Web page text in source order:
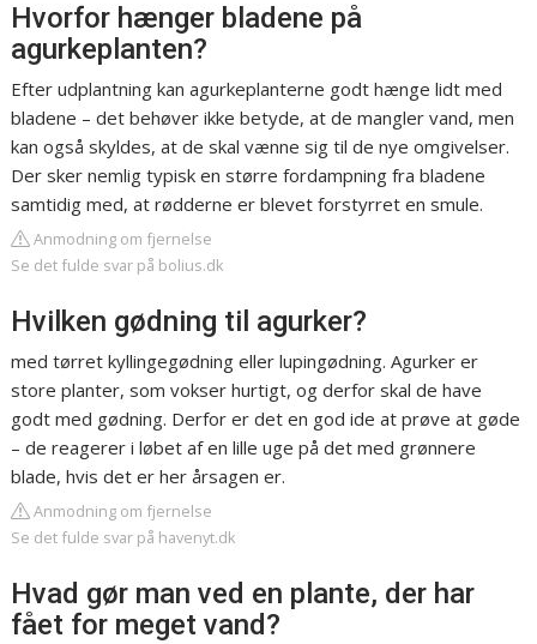
Hvorfor hænger bladene på
agurkeplanten?
Efter udplantning kan agurkeplanterne godt hænge lidt med
bladene – det behøver ikke betyde, at de mangler vand, men
kan også skyldes, at de skal vænne sig til de nye omgivelser.
Der sker nemlig typisk en større fordampning fra bladene
samtidig med, at rødderne er blevet forstyrret en smule.
Anmodning om fjernelse
Se det fulde svar på bolius.dk
Hvilken gødning til agurker?
med tørret kyllingegødning eller lupingødning. Agurker er
store planter, som vokser hurtigt, og derfor skal de have
godt med gødning. Derfor er det en god ide at prøve at gøde
– de reagerer i løbet af en lille uge på det med grønnere
blade, hvis det er her årsagen er.
Anmodning om fjernelse
Se det fulde svar på havenyt.dk
Hvad gør man ved en plante, der har
fået for meget vand?